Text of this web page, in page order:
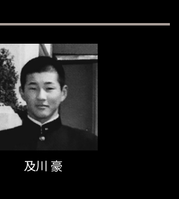
及川 豪